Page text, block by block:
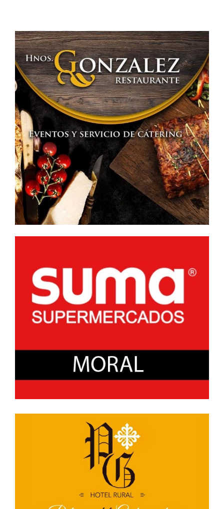
PONE
EN
MARCHA
LA
OCTAVA
EDICIÓN
DE
LAS
BECAS
PARA
JÓVENES
TITULADOS «